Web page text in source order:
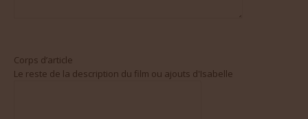
Corps d’article
Le reste de la description du film ou ajouts d'Isabelle